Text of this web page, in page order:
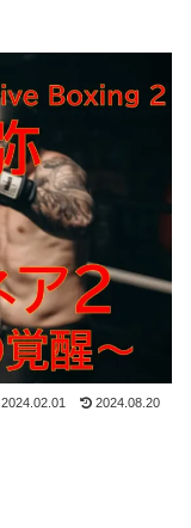
2024.02.01 2024.08.20